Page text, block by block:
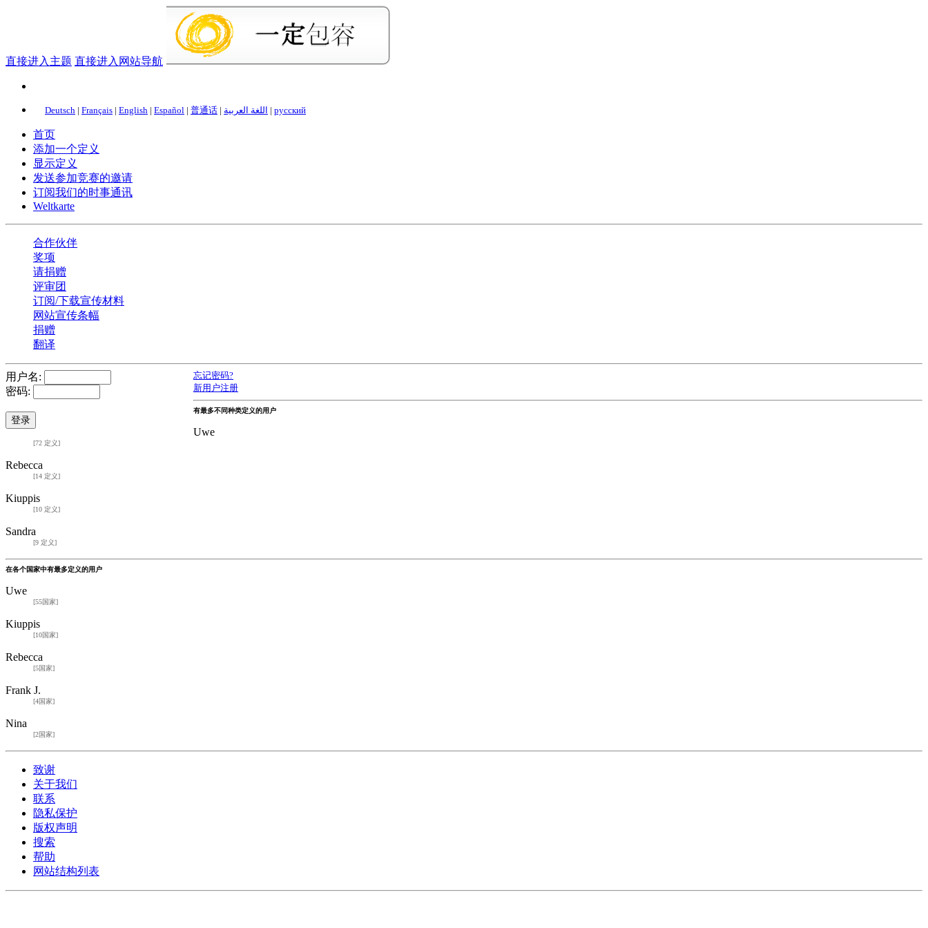
直接进入主题 直接进入网站导航
Deutsch | Français | English | Español | 普通话 | اللغة العربية | русский
首页
添加一个定义
显示定义
发送参加竞赛的邀请
订阅我们的时事通讯
Weltkarte
合作伙伴
奖项
请捐赠
评审团
订阅/下载宣传材料
网站宣传条幅
捐赠
翻译
用户名:
密码:
忘记密码?
新用户注册
有最多不同种类定义的用户
Uwe
[72 定义]
Rebecca
[14 定义]
Kiuppis
[10 定义]
Sandra
[9 定义]
在各个国家中有最多定义的用户
Uwe
[55国家]
Kiuppis
[10国家]
Rebecca
[5国家]
Frank J.
[4国家]
Nina
[2国家]
致谢
关于我们
联系
隐私保护
版权声明
搜索
帮助
网站结构列表